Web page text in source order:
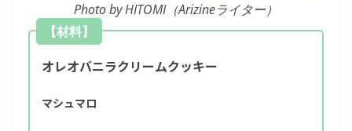
Photo by HITOMI（Arizineライター）
【材料】
オレオバニラクリームクッキー
マシュマロ